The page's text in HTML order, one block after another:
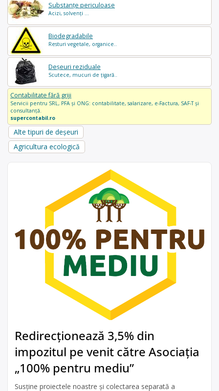
Substanțe periculoase
Acizi, solvenți ...
Biodegradabile
Resturi vegetale, organice..
Deșeuri reziduale
Scutece, mucuri de țigară..
Contabilitate fără griji
Servicii pentru SRL, PFA și ONG: contabilitate, salarizare, e-Factura, SAF-T și
consultanță.
supercontabil.ro
Alte tipuri de deșeuri
Agricultura ecologică
Redirecționează 3,5% din
impozitul pe venit către Asociația
„100% pentru mediu”
Susține proiectele noastre și colectarea separată a